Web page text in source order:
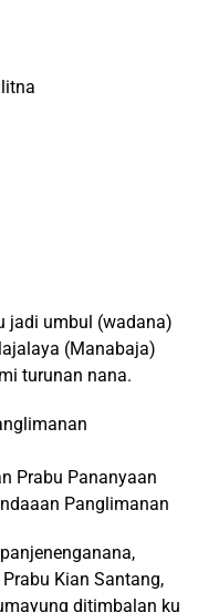
jadi umbul (wadana)
(Manabaja)
turunan nana.
Prabu Pananyaan
Panglimanan
Kian Santang,
ditimbalan ku